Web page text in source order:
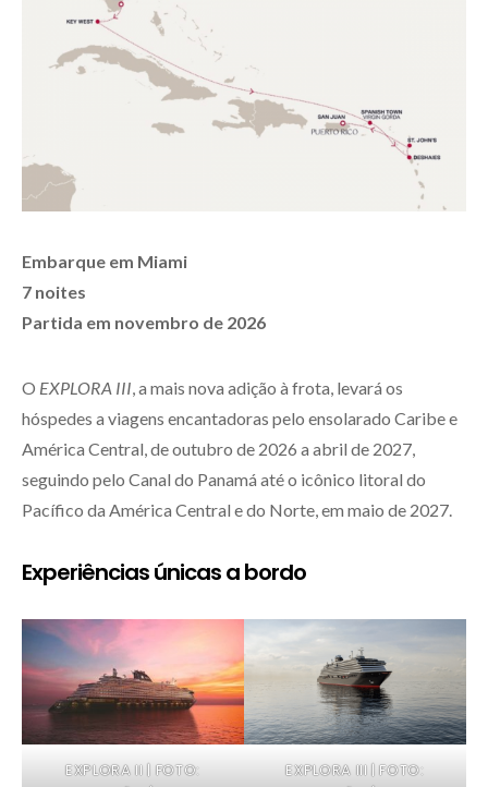
Embarque em Miami
7 noites
Partida em novembro de 2026
O EXPLORA III, a mais nova adição à frota, levará os
hóspedes a viagens encantadoras pelo ensolarado Caribe e
América Central, de outubro de 2026 a abril de 2027,
seguindo pelo Canal do Panamá até o icônico litoral do
Pacífico da América Central e do Norte, em maio de 2027.
Experiências únicas a bordo
EXPLORA II | FOTO:
EXPLORA III | FOTO: